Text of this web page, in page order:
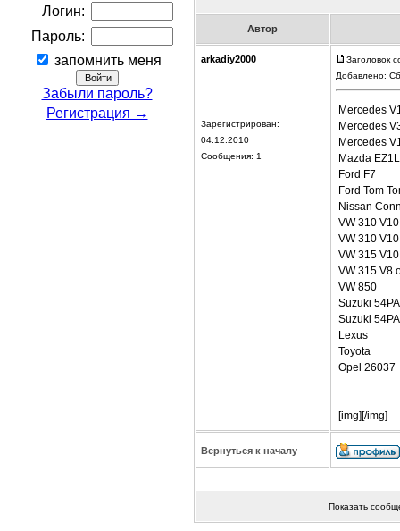
Логин:
Пароль:
запомнить меня
Забыли пароль?
Регистрация →
Автор
arkadiy2000
Зарегистрирован:
04.12.2010
Сообщения: 1
Заголовок
Добавлено:
Mercedes
Mercedes
Mercedes
Mazda EZ1L
Ford F7
Ford Tom
Nissan
VW 310
VW 310
VW 315
VW 315 V8
VW 850
Suzuki
Suzuki
Lexus
Toyota
Opel 26037
[img][/img]
Вернуться к началу
Показать